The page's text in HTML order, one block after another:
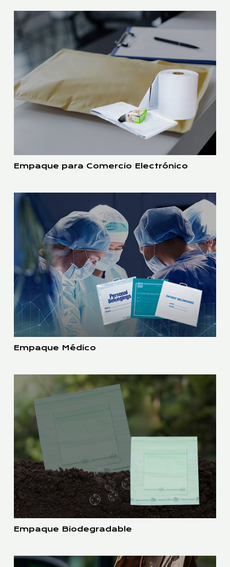
Empaque para Comercio Electrónico
Empaque Médico
Empaque Biodegradable